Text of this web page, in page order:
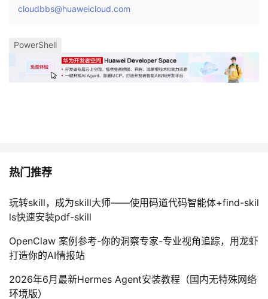
cloudbbs@huaweicloud.com
PowerShell
热门推荐
玩转skill，成为skill大师——使用码道代码智能体+find-skil
ls快速安装pdf-skill
OpenClaw 案例参考-你的洞察专家-专业视角追踪，用龙虾
打造你的AI情报站
2026年6月最新Hermes Agent安装教程（国内无特殊网络
环境版）